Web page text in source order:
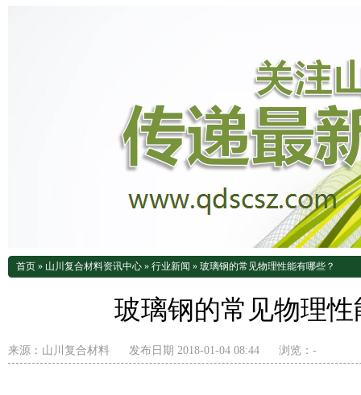
首页 » 山川复合材料资讯中心 » 行业新闻 » 玻璃钢的常见物理性能有哪些？
玻璃钢的常见物理
来源： 山川复合材料 发布日期 2018-01-04 08:44 浏览： -